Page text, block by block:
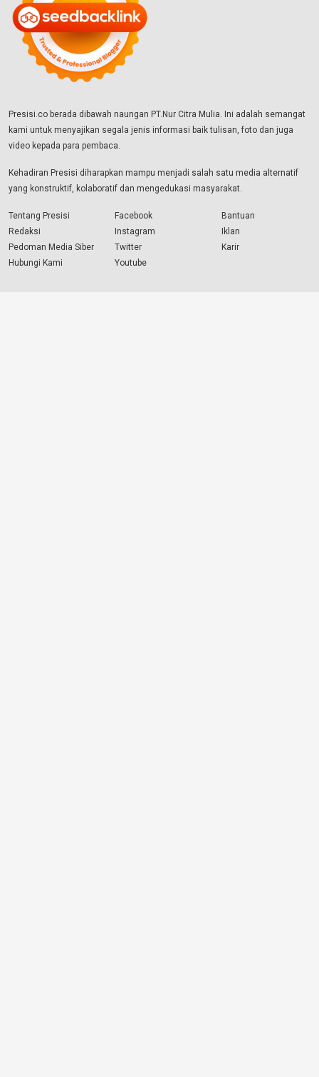
Presisi.co berada dibawah naungan PT.Nur Citra Mulia. Ini adalah semangat
kami untuk menyajikan segala jenis informasi baik tulisan, foto dan juga
video kepada para pembaca.
Kehadiran Presisi diharapkan mampu menjadi salah satu media alternatif
yang konstruktif, kolaboratif dan mengedukasi masyarakat.
Tentang Presisi
Redaksi
Pedoman Media Siber
Hubungi Kami
Facebook
Instagram
Twitter
Youtube
Bantuan
Iklan
Karir